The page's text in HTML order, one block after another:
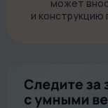
время.
движений под
максимальную
может
и конструкцию